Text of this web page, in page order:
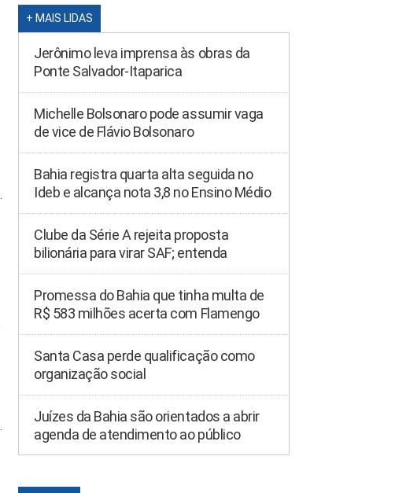
+ MAIS LIDAS
Jerônimo leva imprensa às obras da
Ponte Salvador-Itaparica
Michelle Bolsonaro pode assumir vaga
de vice de Flávio Bolsonaro
Bahia registra quarta alta seguida no
Ideb e alcança nota 3,8 no Ensino Médio
Clube da Série A rejeita proposta
bilionária para virar SAF; entenda
Promessa do Bahia que tinha multa de
R$ 583 milhões acerta com Flamengo
Santa Casa perde qualificação como
organização social
Juízes da Bahia são orientados a abrir
agenda de atendimento ao público